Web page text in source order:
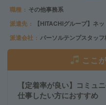
職種
その他事務系
派遣先
【HITACHIグループ】ネ
派遣会社
パーソルテンプスタッ
ここ
【定着率が良い】コミュ
仕事したい方におすすめ